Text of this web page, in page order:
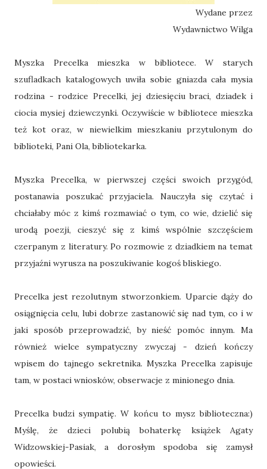
Wydane przez
Wydawnictwo Wilga
Myszka Precelka mieszka w bibliotece. W starych
szufladkach katalogowych uwiła sobie gniazda cała mysia
rodzina - rodzice Precelki, jej dziesięciu braci, dziadek i
ciocia mysiej dziewczynki. Oczywiście w bibliotece mieszka
też kot oraz, w niewielkim mieszkaniu przytulonym do
biblioteki, Pani Ola, bibliotekarka.
Myszka Precelka, w pierwszej części swoich przygód,
postanawia poszukać przyjaciela. Nauczyła się czytać i
chciałaby móc z kimś rozmawiać o tym, co wie, dzielić się
urodą poezji, cieszyć się z kimś wspólnie szczęściem
czerpanym z literatury. Po rozmowie z dziadkiem na temat
przyjaźni wyrusza na poszukiwanie kogoś bliskiego.
Precelka jest rezolutnym stworzonkiem. Uparcie dąży do
osiągnięcia celu, lubi dobrze zastanowić się nad tym, co i w
jaki sposób przeprowadzić, by nieść pomóc innym. Ma
również wielce sympatyczny zwyczaj - dzień kończy
wpisem do tajnego sekretnika. Myszka Precelka zapisuje
tam, w postaci wniosków, obserwacje z minionego dnia.
Precelka budzi sympatię. W końcu to mysz biblioteczna:)
Myślę, że dzieci polubią bohaterkę książek Agaty
Widzowskiej-Pasiak, a dorosłym spodoba się zamysł
opowieści.